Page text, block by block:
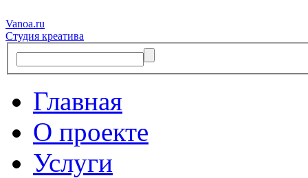
Vanoa.ru
Студия креатива
Главная
О проекте
Услуги